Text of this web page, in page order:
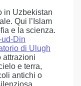
in Uzbekistan
Qui l’Islam
e la scienza.
Din
di Ulugh
attrazioni
e terra,
antichi o